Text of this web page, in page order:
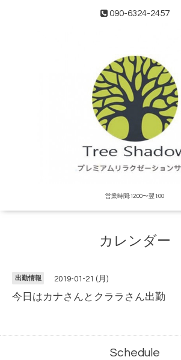
090-6324-2457
営業時間:12:00〜翌1:00
カレンダー
出勤情報 2019-01-21 (月)
今日はカナさんとクララさん出勤
Schedule